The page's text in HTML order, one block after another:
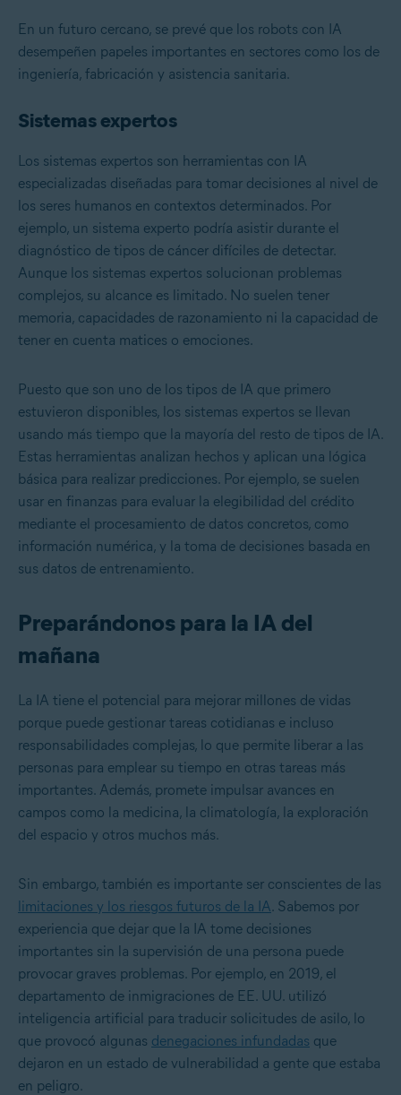
En un futuro cercano, se prevé que los robots con IA
desempeñen papeles importantes en sectores como los de
ingeniería, fabricación y asistencia sanitaria.
Sistemas expertos
Los sistemas expertos son herramientas con IA
especializadas diseñadas para tomar decisiones al nivel de
los seres humanos en contextos determinados. Por
ejemplo, un sistema experto podría asistir durante el
diagnóstico de tipos de cáncer difíciles de detectar.
Aunque los sistemas expertos solucionan problemas
complejos, su alcance es limitado. No suelen tener
memoria, capacidades de razonamiento ni la capacidad de
tener en cuenta matices o emociones.
Puesto que son uno de los tipos de IA que primero
estuvieron disponibles, los sistemas expertos se llevan
usando más tiempo que la mayoría del resto de tipos de IA.
Estas herramientas analizan hechos y aplican una lógica
básica para realizar predicciones. Por ejemplo, se suelen
usar en finanzas para evaluar la elegibilidad del crédito
mediante el procesamiento de datos concretos, como
información numérica, y la toma de decisiones basada en
sus datos de entrenamiento.
Preparándonos para la IA del
mañana
La IA tiene el potencial para mejorar millones de vidas
porque puede gestionar tareas cotidianas e incluso
responsabilidades complejas, lo que permite liberar a las
personas para emplear su tiempo en otras tareas más
importantes. Además, promete impulsar avances en
campos como la medicina, la climatología, la exploración
del espacio y otros muchos más.
Sin embargo, también es importante ser conscientes de las
limitaciones y los riesgos futuros de la IA. Sabemos por
experiencia que dejar que la IA tome decisiones
importantes sin la supervisión de una persona puede
provocar graves problemas. Por ejemplo, en 2019, el
departamento de inmigraciones de EE. UU. utilizó
inteligencia artificial para traducir solicitudes de asilo, lo
que provocó algunas denegaciones infundadas que
dejaron en un estado de vulnerabilidad a gente que estaba
en peligro.